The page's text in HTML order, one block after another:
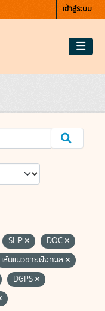
เข้าสู่ระบบ
SHP
DOC
เส้นแนวชายฝั่งทะเล
DGPS